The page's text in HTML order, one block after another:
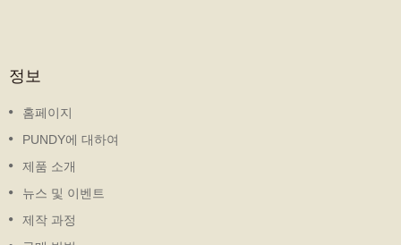
정보
홈페이지
PUNDY에 대하여
제품 소개
뉴스 및 이벤트
제작 과정